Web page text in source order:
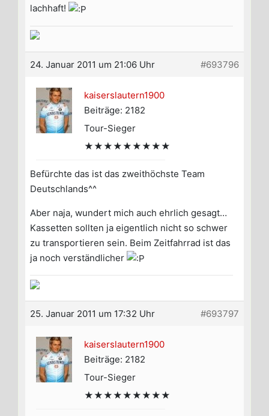
lachhaft!
24. Januar 2011 um 21:06 Uhr #693796
kaiserslautern1900
Beiträge: 2182
Tour-Sieger
★★★★★★★★★
Befürchte das ist das zweithöchste Team
Deutschlands^^
Aber naja, wundert mich auch ehrlich gesagt…
Kassetten sollten ja eigentlich nicht so schwer
zu transportieren sein. Beim Zeitfahrrad ist das
ja noch verständlicher
25. Januar 2011 um 17:32 Uhr #693797
kaiserslautern1900
Beiträge: 2182
Tour-Sieger
★★★★★★★★★